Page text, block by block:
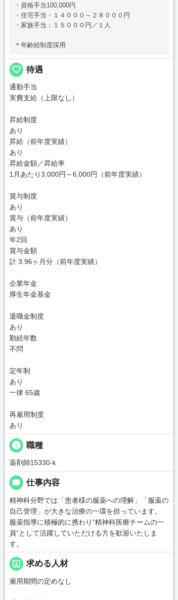
・資格手当100,000円
・住宅手当・１４０００～２８０００円
・家族手当：１５０００円／１人
＊年齢給制度採用
favorite_border 待遇
通勤手当
実費支給（上限なし）
昇給制度
あり
昇給（前年度実績）
あり
昇給金額／昇給率
1月あたり3,000円～6,000円（前年度実績）
賞与制度
あり
賞与（前年度実績）
あり
年2回
賞与金額
計 3.96ヶ月分（前年度実績）
企業年金
厚生年金基金
退職金制度
あり
勤続年数
不問
定年制
あり
一律 65歳
再雇用制度
あり
info 職種
薬剤師15330-k
label 仕事内容
精神科分野では「患者様の服薬への理解」「服薬の
自己管理」が大きな治療の一環を担っています。
服薬指導に積極的に携わり”精神科医療チームの一
員”として活躍していただける方を歓迎いたしま
す。
portrait 求める人材
雇用期間の定めなし